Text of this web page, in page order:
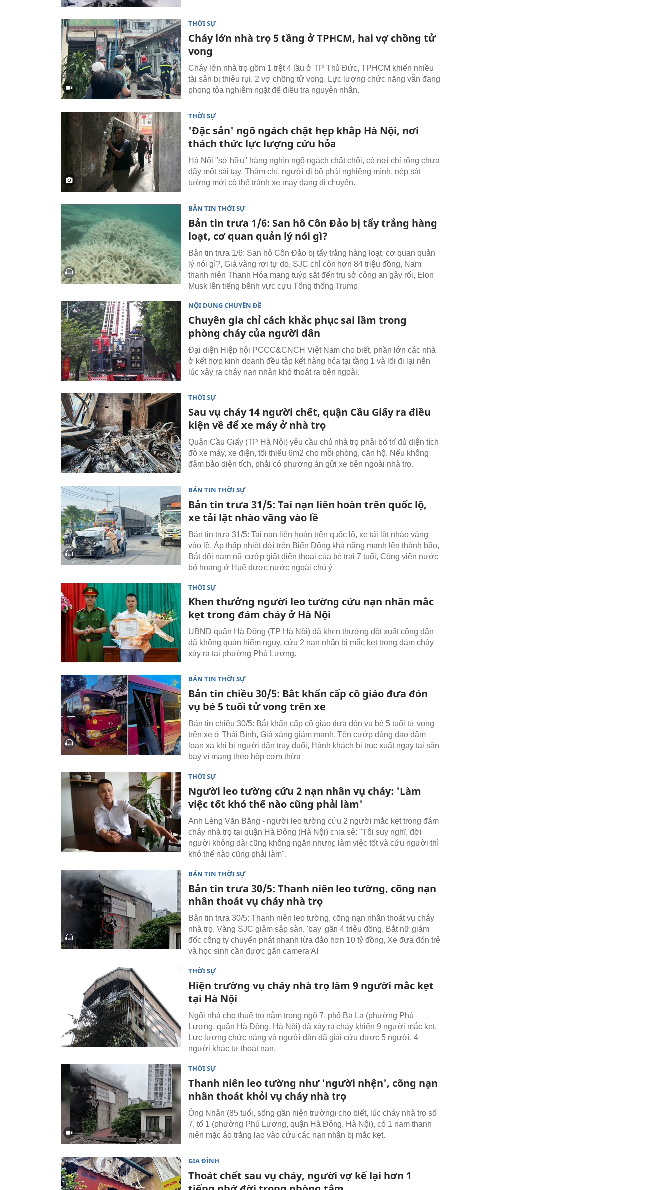
THỜI SỰ
Cháy lớn nhà trọ 5 tầng ở TPHCM, hai vợ chồng tử
vong
Cháy lớn nhà trọ gồm 1 trệt 4 lầu ở TP Thủ Đức, TPHCM khiến nhiều
tài sản bị thiêu rụi, 2 vợ chồng tử vong. Lực lượng chức năng vẫn đang
phong tỏa nghiêm ngặt để điều tra nguyên nhân.
THỜI SỰ
'Đặc sản' ngõ ngách chật hẹp khắp Hà Nội, nơi
thách thức lực lượng cứu hỏa
Hà Nội "sở hữu" hàng nghìn ngõ ngách chật chội, có nơi chỉ rộng chưa
đầy một sải tay. Thậm chí, người đi bộ phải nghiêng mình, nép sát
tường mới có thể tránh xe máy đang di chuyển.
BẢN TIN THỜI SỰ
Bản tin trưa 1/6: San hô Côn Đảo bị tẩy trắng hàng
loạt, cơ quan quản lý nói gì?
Bản tin trưa 1/6: San hô Côn Đảo bị tẩy trắng hàng loạt, cơ quan quản
lý nói gì?, Giá vàng rơi tự do, SJC chỉ còn hơn 84 triệu đồng, Nam
thanh niên Thanh Hóa mang tuýp sắt đến trụ sở công an gây rối, Elon
Musk lên tiếng bênh vực cựu Tổng thống Trump
NỘI DUNG CHUYÊN ĐỀ
Chuyên gia chỉ cách khắc phục sai lầm trong
phòng cháy của người dân
Đại diện Hiệp hội PCCC&CNCH Việt Nam cho biết, phần lớn các nhà
ở kết hợp kinh doanh đều tập kết hàng hóa tại tầng 1 và lối đi lại nên
lúc xảy ra cháy nạn nhân khó thoát ra bên ngoài.
THỜI SỰ
Sau vụ cháy 14 người chết, quận Cầu Giấy ra điều
kiện về để xe máy ở nhà trọ
Quận Cầu Giấy (TP Hà Nội) yêu cầu chủ nhà trọ phải bố trí đủ diện tích
đỗ xe máy, xe điện, tối thiểu 6m2 cho mỗi phòng, căn hộ. Nếu không
đảm bảo diện tích, phải có phương án gửi xe bên ngoài nhà trọ.
BẢN TIN THỜI SỰ
Bản tin trưa 31/5: Tai nạn liên hoàn trên quốc lộ,
xe tải lật nhào văng vào lề
Bản tin trưa 31/5: Tai nạn liên hoàn trên quốc lộ, xe tải lật nhào văng
vào lề, Áp thấp nhiệt đới trên Biển Đông khả năng mạnh lên thành bão,
Bắt đôi nam nữ cướp giật điện thoại của bé trai 7 tuổi, Công viên nước
bỏ hoang ở Huế được nước ngoài chú ý
THỜI SỰ
Khen thưởng người leo tường cứu nạn nhân mắc
kẹt trong đám cháy ở Hà Nội
UBND quận Hà Đông (TP Hà Nội) đã khen thưởng đột xuất công dân
đã không quản hiểm nguy, cứu 2 nạn nhân bị mắc kẹt trong đám cháy
xảy ra tại phường Phú Lương.
BẢN TIN THỜI SỰ
Bản tin chiều 30/5: Bắt khẩn cấp cô giáo đưa đón
vụ bé 5 tuổi tử vong trên xe
Bản tin chiều 30/5: Bắt khẩn cấp cô giáo đưa đón vụ bé 5 tuổi tử vong
trên xe ở Thái Bình, Giá xăng giảm mạnh, Tên cướp dùng dao đâm
loạn xạ khi bị người dân truy đuổi, Hành khách bị trục xuất ngay tại sân
bay vì mang theo hộp cơm thừa
THỜI SỰ
Người leo tường cứu 2 nạn nhân vụ cháy: 'Làm
việc tốt khó thế nào cũng phải làm'
Anh Lèng Văn Bằng - người leo tường cứu 2 người mắc kẹt trong đám
cháy nhà trọ tại quận Hà Đông (Hà Nội) chia sẻ: "Tôi suy nghĩ, đời
người không dài cũng không ngắn nhưng làm việc tốt và cứu người thì
khó thế nào cũng phải làm".
BẢN TIN THỜI SỰ
Bản tin trưa 30/5: Thanh niên leo tường, cõng nạn
nhân thoát vụ cháy nhà trọ
Bản tin trưa 30/5: Thanh niên leo tường, cõng nạn nhân thoát vụ cháy
nhà trọ, Vàng SJC giảm sập sàn, 'bay' gần 4 triệu đồng, Bắt nữ giám
đốc công ty chuyển phát nhanh lừa đảo hơn 10 tỷ đồng, Xe đưa đón trẻ
và học sinh cần được gắn camera AI
THỜI SỰ
Hiện trường vụ cháy nhà trọ làm 9 người mắc kẹt
tại Hà Nội
Ngôi nhà cho thuê trọ nằm trong ngõ 7, phố Ba La (phường Phú
Lương, quận Hà Đông, Hà Nội) đã xảy ra cháy khiến 9 người mắc kẹt.
Lực lượng chức năng và người dân đã giải cứu được 5 người, 4
người khác tự thoát nạn.
THỜI SỰ
Thanh niên leo tường như 'người nhện', cõng nạn
nhân thoát khỏi vụ cháy nhà trọ
Ông Nhân (85 tuổi, sống gần hiện trường) cho biết, lúc cháy nhà trọ số
7, tổ 1 (phường Phú Lương, quận Hà Đông, Hà Nội), có 1 nam thanh
niên mặc áo trắng lao vào cứu các nạn nhân bị mắc kẹt.
GIA ĐÌNH
Thoát chết sau vụ cháy, người vợ kể lại hơn 1